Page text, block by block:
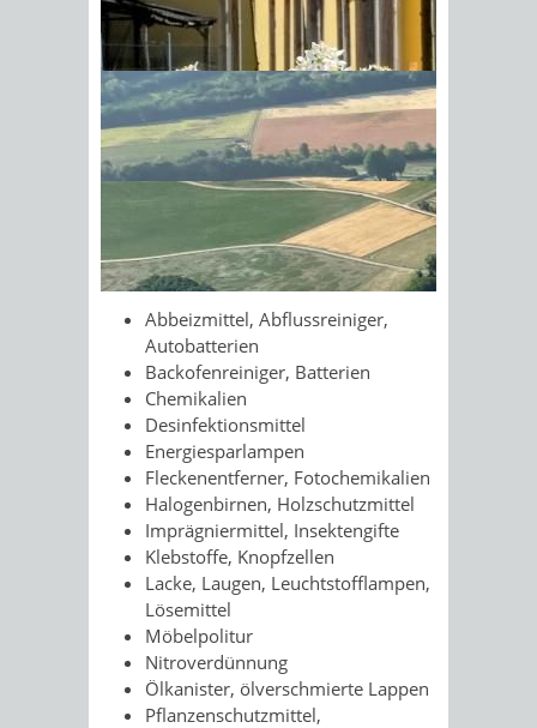
Sonnenschein am Morgen im
Ahornwald
Personen, Fahrzeuge,
Entsorgungsanlagen und Umwelt
hervorrufen können und daher
getrennt erfasst und in speziellen
Anlagen sicher entsorgt werden
müssen.
Insbesondere folgende Problemstoffe
werden beim Schadstoffmobil oder
den stationären Sammelstellen
angenommen:
Abbeizmittel, Abflussreiniger,
Autobatterien
Backofenreiniger, Batterien
Chemikalien
Desinfektionsmittel
Energiesparlampen
Fleckenentferner, Fotochemikalien
Halogenbirnen, Holzschutzmittel
Imprägniermittel, Insektengifte
Klebstoffe, Knopfzellen
Lacke, Laugen, Leuchtstofflampen,
Lösemittel
Möbelpolitur
Nitroverdünnung
Ölkanister, ölverschmierte Lappen
Pflanzenschutzmittel,